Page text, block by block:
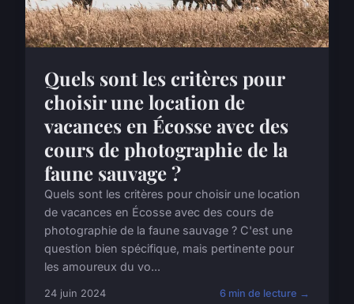
Quels sont les critères pour
choisir une location de
vacances en Écosse avec des
cours de photographie de la
faune sauvage ?
Quels sont les critères pour choisir une location
de vacances en Écosse avec des cours de
photographie de la faune sauvage ? C'est une
question bien spécifique, mais pertinente pour
les amoureux du vo...
24 juin 2024 6 min de lecture →